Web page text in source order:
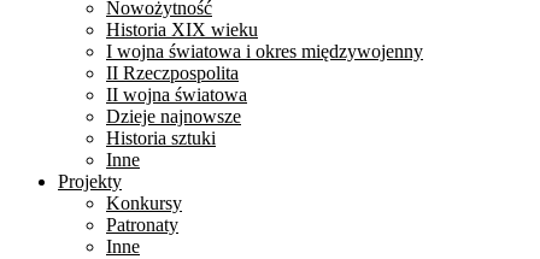
Nowożytność
Historia XIX wieku
I wojna światowa i okres międzywojenny
II Rzeczpospolita
II wojna światowa
Dzieje najnowsze
Historia sztuki
Inne
Projekty
Konkursy
Patronaty
Inne